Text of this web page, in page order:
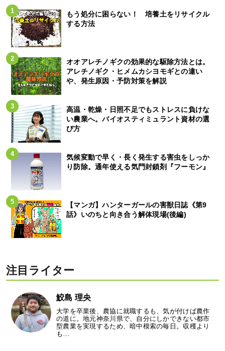
もう処分に困らない！ 培養土をリサイクル
する方法
オオアレチノギクの効果的な駆除方法とは。
アレチノギク・ヒメムカシヨモギとの違い
や、発生原因・予防対策を解説
高温・乾燥・日照不足でもストレスに負けな
い農業へ。バイオスティミュラント資材の選
び方
気候変動で早く・長く発生する害虫をしっか
り防除。通年使える気門封鎖剤『フーモン』
【マンガ】ハンターガールの害獣日誌《第9
話》いのちと向き合う解体現場(後編)
注目ライター
鮫島 理央
大学を卒業後、農協に就職するも、気が付けば農作
の道に。地元神奈川県で、自分にしかできない都市
型農業を実現するため、暗中模索の毎日。収穫より
も…